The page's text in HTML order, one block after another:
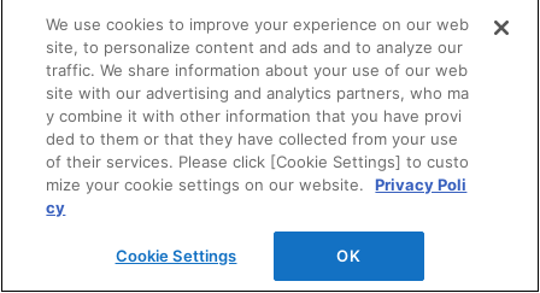
お問い合わせ
ログイン
建築・設計関係者様向けサイト
ユーザー登録サービス
WEB見積システム
We use cookies to improve your experience on our web
site, to personalize content and ads and to analyze our
traffic. We share information about your use of our web
site with our advertising and analytics partners, who ma
y combine it with other information that you have provi
ded to them or that they have collected from your use
of their services. Please click [Cookie Settings] to custo
mize your cookie settings on our website.
Privacy Poli
cy
Cookie Settings OK